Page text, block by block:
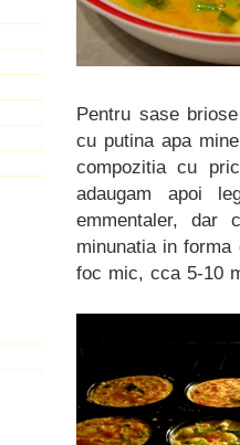
Pentru sase
cu putina apa
compozitia cu
adaugam apoi
emmentaler, dar
minunatia in
foc mic, cca 5-10